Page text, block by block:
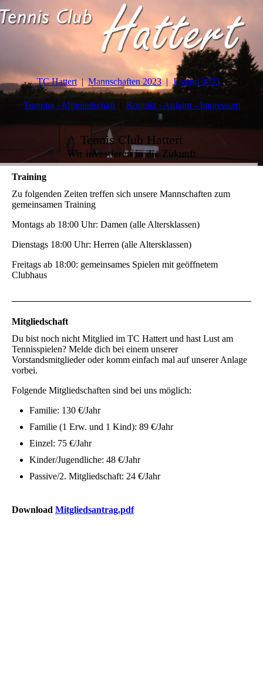
TC Hattert Mannschaften 2023 Jugend 2023
Training - Mitgliedschaft Kontakt - Anfahrt - Impressum
Tennis Club Hattert
Wir investieren in die Zukunft
Training
Zu folgenden Zeiten treffen sich unsere Mannschaften zum
gemeinsamen Training
Montags ab 18:00 Uhr: Damen (alle Altersklassen)
Dienstags 18:00 Uhr: Herren (alle Altersklassen)
Freitags ab 18:00: gemeinsames Spielen mit geöffnetem
Clubhaus
Mitgliedschaft
Du bist noch nicht Mitglied im TC Hattert und hast Lust am
Tennisspielen? Melde dich bei einem unserer
Vorstandsmitglieder oder komm einfach mal auf unserer Anlage
vorbei.
Folgende Mitgliedschaften sind bei uns möglich:
Familie: 130 €/Jahr
Familie (1 Erw. und 1 Kind): 89 €/Jahr
Einzel: 75 €/Jahr
Kinder/Jugendliche: 48 €/Jahr
Passive/2. Mitgliedschaft: 24 €/Jahr
Download Mitgliedsantrag.pdf